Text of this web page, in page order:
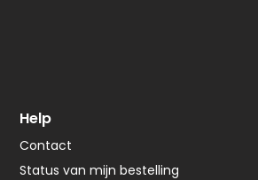
Help
Contact
Status van mijn bestelling